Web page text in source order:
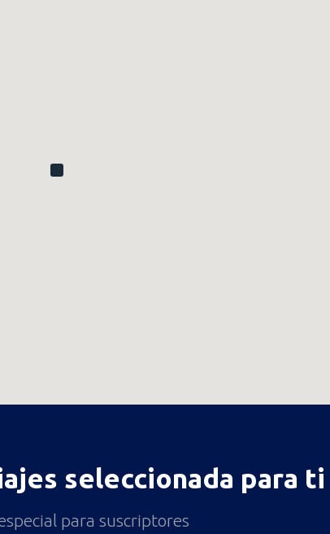
seleccionada para ti
para suscriptores